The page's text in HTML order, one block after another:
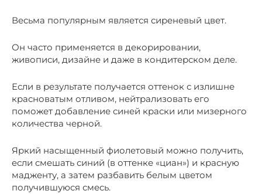
Весьма популярным является сиреневый цвет.
Он часто применяется в декорировании,
живописи, дизайне и даже в кондитерском деле.
Если в результате получается оттенок с излишне
красноватым отливом, нейтрализовать его
поможет добавление синей краски или мизерного
количества черной.
Яркий насыщенный фиолетовый можно получить,
если смешать синий (в оттенке «циан») и красную
мадженту, а затем разбавить белым цветом
получившуюся смесь.